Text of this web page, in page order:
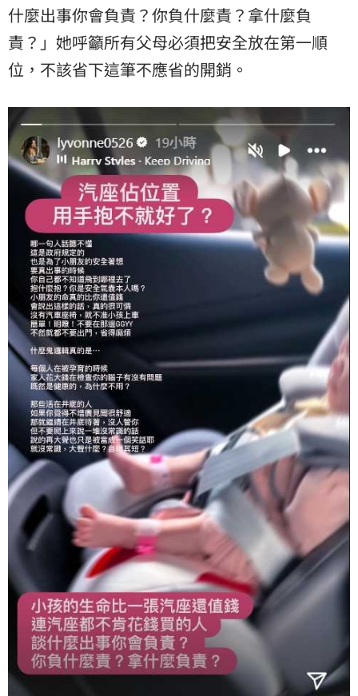
什麼出事你會負責？你負什麼責？拿什麼負
責？」她呼籲所有父母必須把安全放在第一順
位，不該省下這筆不應省的開銷。